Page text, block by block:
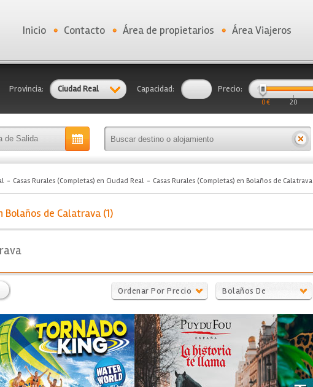
Inicio Contacto Área de propietarios Área Viajeros
Provincia: Ciudad Real Capacidad: Precio:
0 € 20
Casas Rurales (Completas) en Ciudad Real Casas Rurales (Completas) en Bolaños de Calatrava
Bolaños de Calatrava (1)
Ordenar Por Precio
Bolaños De
Calatrava